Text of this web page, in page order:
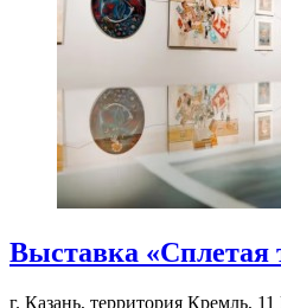
Выставка «Сплетая
г. Казань, территория Кремль, 11